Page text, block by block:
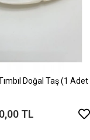
Doğal Taş (1 Adet
TL